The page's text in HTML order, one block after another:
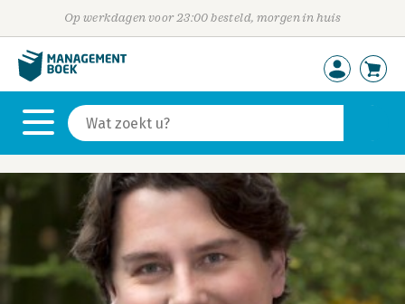
Op werkdagen voor 23:00 besteld, morgen in huis